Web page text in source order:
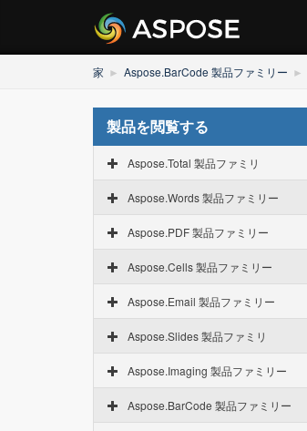
家 Aspose.BarCode 製品ファミリー
製品を閲覧する
Aspose.Total 製品ファミリ
Aspose.Words 製品ファミリー
Aspose.PDF 製品ファミリー
Aspose.Cells 製品ファミリー
Aspose.Email 製品ファミリー
Aspose.Slides 製品ファミリ
Aspose.Imaging 製品ファミリー
Aspose.BarCode 製品ファミリー